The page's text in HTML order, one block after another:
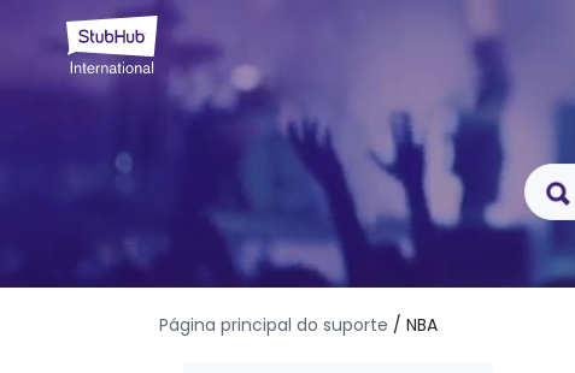
Página principal do suporte / NBA